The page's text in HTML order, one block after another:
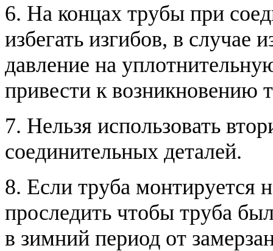
6. На концах трубы при
избегать изгибов, в случае
давление на
привести к возникновению
7. Нельзя использовать
соединительных деталей.
8. Если труба монтируется
проследить чтобы труба
в зимний период от